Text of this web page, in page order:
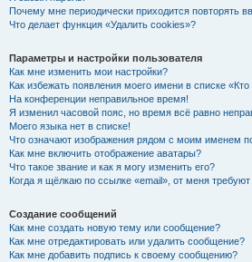
Почему мне периодически приходится повторять
Что делает функция «Удалить cookies»?
Параметры и настройки пользователя
Как мне изменить мои настройки?
Как избежать появления моего имени в списке
На конференции неправильное время!
Я изменил часовой пояс, но время всё равно
Моего языка нет в списке!
Что означают изображения рядом с моим именем
Как мне включить отображение аватары?
Что такое звание и как я могу изменить его?
Когда я щёлкаю по ссылке «email», от меня
Создание сообщений
Как мне создать новую тему или сообщение?
Как мне отредактировать или удалить сообщение?
Как мне добавить подпись к своему сообщению?